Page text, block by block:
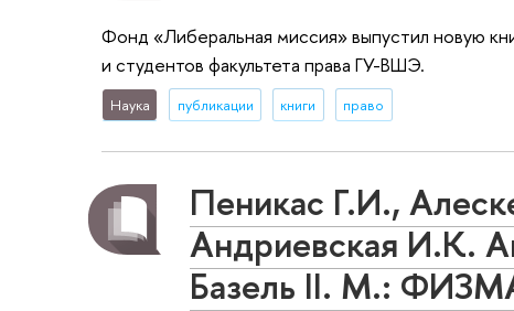
Фонд «Либеральная миссия» выпустил новую
и студентов факультета права ГУ-ВШЭ.
Наука публикации книги право
Пеникас Г.И.,
Андриевская И.К.
Базель II. М.: